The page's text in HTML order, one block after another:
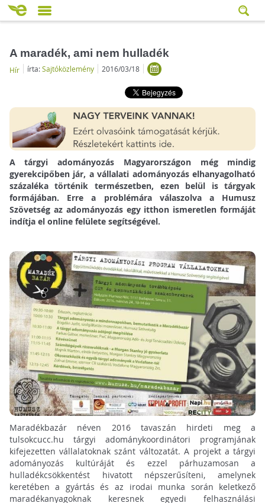
A maradék, ami nem hulladék
Hír írta:Sajtóközlemény 2016/03/18
A tárgyi adományozás Magyarországon még mindig
gyerekcipőben jár, a vállalati adományozás elhanyagolható
százaléka történik természetben, ezen belül is tárgyak
formájában. Erre a problémára válaszolva a Humusz
Szövetség az adományozás egy itthon ismeretlen formáját
indítja el online felülete segítségével.
Maradékbazár néven 2016 tavaszán hirdeti meg a
tulsokcucc.hu tárgyi adománykoordinátori programjának
kifejezetten vállalatoknak szánt változatát. A projekt a tárgyi
adományozás kultúráját és ezzel párhuzamosan a
hulladékcsökkentést hivatott népszerűsíteni, amelynek
keretében a gyártás és az irodai munka során keletkező
maradékanyagoknak keresnek egyedi felhasználási